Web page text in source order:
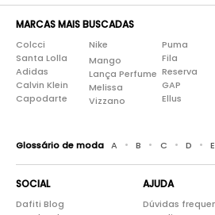
MARCAS MAIS BUSCADAS
Colcci
Santa Lolla
Adidas
Calvin Klein
Capodarte
Nike
Mango
Lança Perfume
Melissa
Vizzano
Puma
Fila
Reserva
GAP
Ellus
Glossário de moda A • B • C • D • E
SOCIAL
Dafiti Blog
AJUDA
Dúvidas